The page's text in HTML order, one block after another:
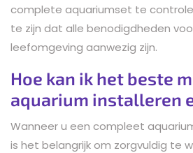
complete aquariumset te
te zijn dat alle benodigdheden
leefomgeving aanwezig zijn.
Hoe kan ik het beste
aquarium installeren
Wanneer u een compleet
is het belangrijk om zorgvuldig te